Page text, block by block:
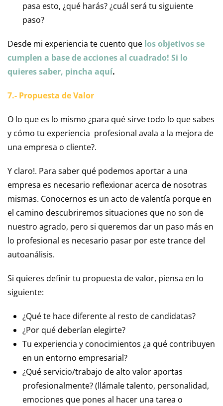
pasa esto, ¿qué harás? ¿cuál será tu siguiente
paso?
Desde mi experiencia te cuento que los objetivos se
cumplen a base de acciones al cuadrado! Si lo
quieres saber, pincha aquí.
7.- Propuesta de Valor
O lo que es lo mismo ¿para qué sirve todo lo que sabes
y cómo tu experiencia profesional avala a la mejora de
una empresa o cliente?.
Y claro!. Para saber qué podemos aportar a una
empresa es necesario reflexionar acerca de nosotras
mismas. Conocernos es un acto de valentía porque en
el camino descubriremos situaciones que no son de
nuestro agrado, pero si queremos dar un paso más en
lo profesional es necesario pasar por este trance del
autoanálisis.
Si quieres definir tu propuesta de valor, piensa en lo
siguiente:
¿Qué te hace diferente al resto de candidatas?
¿Por qué deberían elegirte?
Tu experiencia y conocimientos ¿a qué contribuyen
en un entorno empresarial?
¿Qué servicio/trabajo de alto valor aportas
profesionalmente? (llámale talento, personalidad,
emociones que pones al hacer una tarea o